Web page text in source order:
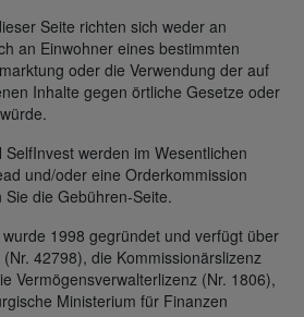
Seite richten sich weder an
an Einwohner eines bestimmten
oder die Verwendung der auf
Inhalte gegen örtliche Gesetze oder
werden im Wesentlichen
und/oder eine Orderkommission
die Gebühren-Seite.
1998 gegründet und verfügt über
42798), die Kommissionärslizenz
Vermögensverwalterlizenz (Nr. 1806),
Ministerium für Finanzen